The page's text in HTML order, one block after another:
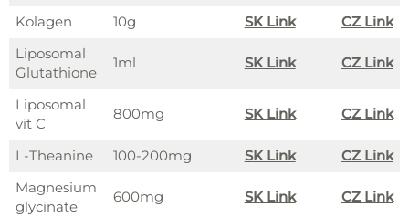
Kolagen 10g SK Link
CZ Link
Liposomal
Glutathione
1ml SK Link CZ Link
Liposomal
vit C
800mg SK Link CZ Link
L-Theanine 100-200mg SK Link
CZ Link
Magnesium
glycinate
600mg SK Link CZ Link